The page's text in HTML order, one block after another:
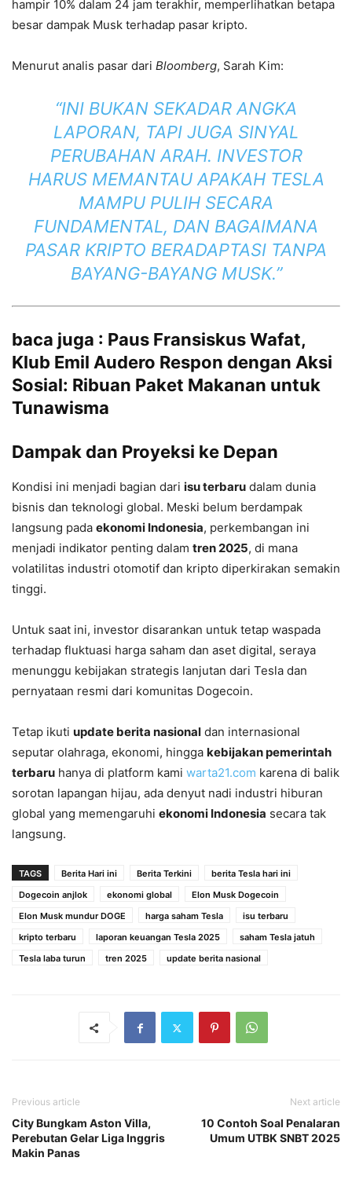
hampir 10% dalam 24 jam terakhir, memperlihatkan betapa
besar dampak Musk terhadap pasar kripto.
Menurut analis pasar dari Bloomberg, Sarah Kim:
“INI BUKAN SEKADAR ANGKA
LAPORAN, TAPI JUGA SINYAL
PERUBAHAN ARAH. INVESTOR
HARUS MEMANTAU APAKAH TESLA
MAMPU PULIH SECARA
FUNDAMENTAL, DAN BAGAIMANA
PASAR KRIPTO BERADAPTASI TANPA
BAYANG-BAYANG MUSK.”
baca juga : Paus Fransiskus Wafat,
Klub Emil Audero Respon dengan Aksi
Sosial: Ribuan Paket Makanan untuk
Tunawisma
Dampak dan Proyeksi ke Depan
Kondisi ini menjadi bagian dari isu terbaru dalam dunia
bisnis dan teknologi global. Meski belum berdampak
langsung pada ekonomi Indonesia, perkembangan ini
menjadi indikator penting dalam tren 2025, di mana
volatilitas industri otomotif dan kripto diperkirakan semakin
tinggi.
Untuk saat ini, investor disarankan untuk tetap waspada
terhadap fluktuasi harga saham dan aset digital, seraya
menunggu kebijakan strategis lanjutan dari Tesla dan
pernyataan resmi dari komunitas Dogecoin.
Tetap ikuti update berita nasional dan internasional
seputar olahraga, ekonomi, hingga kebijakan pemerintah
terbaru hanya di platform kami warta21.com karena di balik
sorotan lapangan hijau, ada denyut nadi industri hiburan
global yang memengaruhi ekonomi Indonesia secara tak
langsung.
TAGS Berita Hari ini Berita Terkini
berita Tesla hari ini
Dogecoin anjlok
ekonomi global
Elon Musk Dogecoin
Elon Musk mundur DOGE
harga saham Tesla
isu terbaru
kripto terbaru
laporan keuangan Tesla 2025
saham Tesla jatuh
Tesla laba turun
tren 2025 update berita nasional
Previous article
City Bungkam Aston Villa,
Perebutan Gelar Liga Inggris
Makin Panas
Next article
10 Contoh Soal Penalaran
Umum UTBK SNBT 2025